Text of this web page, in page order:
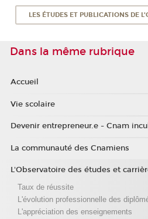
LES ÉTUDES ET PUBLICATIONS DE
Dans la même rubrique
Accueil
Vie scolaire
Devenir entrepreneur.e - Cnam
La communauté des Cnamiens
L'Observatoire des études et
Taux de réussite
L'évolution professionnelle des
L'appréciation des enseignements